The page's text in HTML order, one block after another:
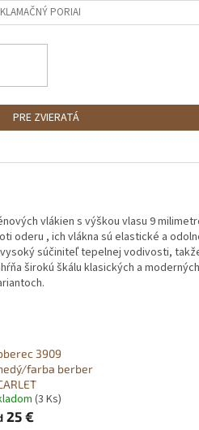
PORIADOK
PRE ZVIERATÁ
vlákien s výškou vlasu 9
, ich vlákna sú elastické a
súčiniteľ tepelnej vodivosti,
širokú škálu klasických a
3909
farba berber
(3 Ks)
25 €